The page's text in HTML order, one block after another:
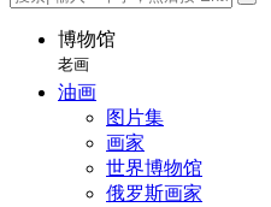
博物馆
老画
油画
图片集
画家
世界博物馆
俄罗斯画家